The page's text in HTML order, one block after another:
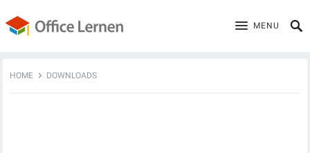
MENU
HOME DOWNLOADS